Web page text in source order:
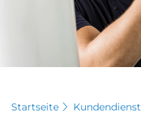
Startseite Kundendienst